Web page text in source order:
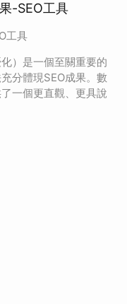
-SEO工具
工具
）是一個至關重要的
分體現SEO成果。數
一個更直觀、更具說